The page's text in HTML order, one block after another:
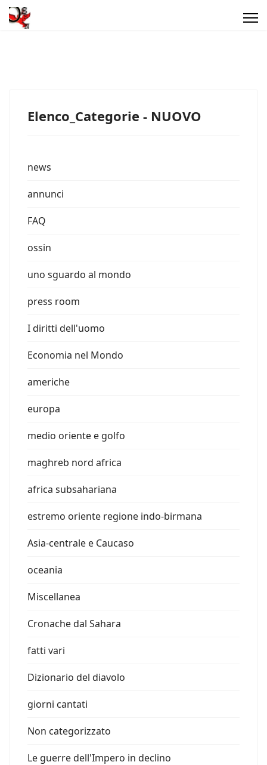
Elenco_Categorie - NUOVO
news
annunci
FAQ
ossin
uno sguardo al mondo
press room
I diritti dell'uomo
Economia nel Mondo
americhe
europa
medio oriente e golfo
maghreb nord africa
africa subsahariana
estremo oriente regione indo-birmana
Asia-centrale e Caucaso
oceania
Miscellanea
Cronache dal Sahara
fatti vari
Dizionario del diavolo
giorni cantati
Non categorizzato
Le guerre dell'Impero in declino